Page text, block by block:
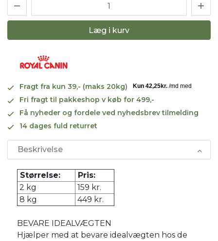
Læg i kurv
Fragt fra kun 39,- (maks 20kg)
Fri fragt til pakkeshop v køb for 499,-
Få nyheder og fordele ved nyhedsbrev tilmelding
14 dages fuld returret
Beskrivelse
Størrelse:
Pris:
2 kg
159 kr.
8 kg
449 kr.
BEVARE IDEALVÆGTEN
Hjælper med at bevare idealvægten hos de